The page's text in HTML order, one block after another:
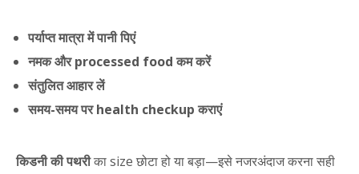
पर्याप्त मात्रा में पानी पिएं
नमक और processed food कम करें
संतुलित आहार लें
समय-समय पर health checkup कराएं
किडनी की पथरीका size छोटा हो या बड़ा—इसे नजरअंदाज करना सही